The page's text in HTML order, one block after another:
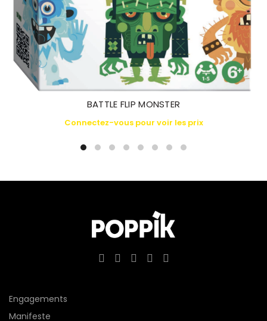
BATTLE FLIP MONSTER
Connectez-vous pour voir les prix
Engagements
Manifeste